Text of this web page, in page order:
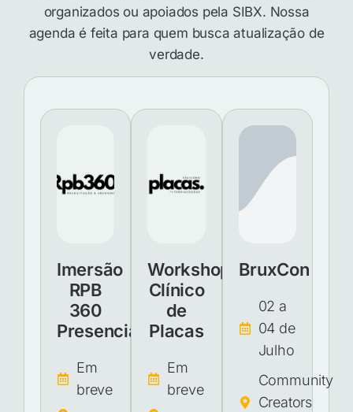
organizados ou apoiados pela SIBX. Nossa
agenda é feita para quem busca atualização de
verdade.
Imersão
RPB
360
Presencial
Em
breve
Workshop
Clínico
de
Placas
Em
breve
BruxCon
02 a
04 de
Julho
Community
Creators